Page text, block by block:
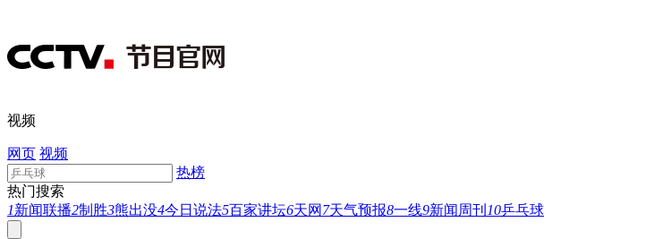
视频
网页 视频
热榜
热门搜索
1新闻联播2制胜3熊出没4今日说法5百家讲坛6天网 7天气预报8一线9新闻周刊 10乒乓球